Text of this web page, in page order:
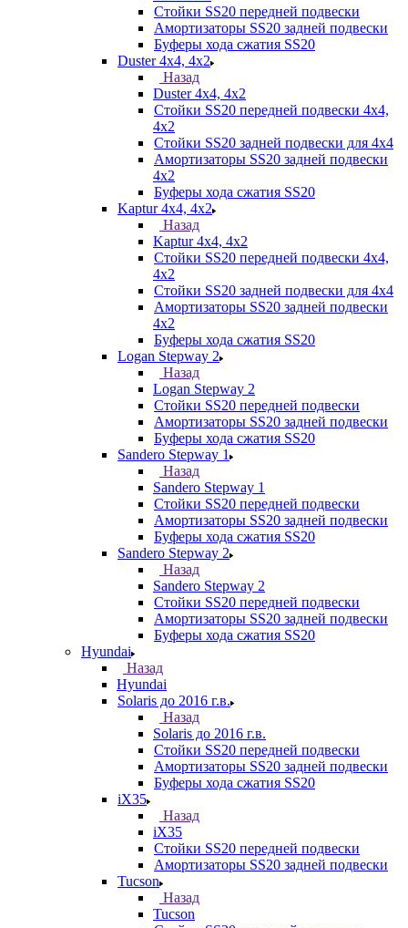
Стойки SS20 передней подвески
Амортизаторы SS20 задней подвески
Буферы хода сжатия SS20
Duster 4х4, 4x2
Назад
Duster 4х4, 4x2
Стойки SS20 передней подвески 4х4,
4x2
Стойки SS20 задней подвески для 4х4
Амортизаторы SS20 задней подвески
4х2
Буферы хода сжатия SS20
Kaptur 4х4, 4х2
Назад
Kaptur 4х4, 4х2
Стойки SS20 передней подвески 4х4,
4x2
Стойки SS20 задней подвески для 4х4
Амортизаторы SS20 задней подвески
4х2
Буферы хода сжатия SS20
Logan Stepway 2
Назад
Logan Stepway 2
Стойки SS20 передней подвески
Амортизаторы SS20 задней подвески
Буферы хода сжатия SS20
Sandero Stepway 1
Назад
Sandero Stepway 1
Стойки SS20 передней подвески
Амортизаторы SS20 задней подвески
Буферы хода сжатия SS20
Sandero Stepway 2
Назад
Sandero Stepway 2
Стойки SS20 передней подвески
Амортизаторы SS20 задней подвески
Буферы хода сжатия SS20
Hyundai
Назад
Hyundai
Solaris до 2016 г.в.
Назад
Solaris до 2016 г.в.
Стойки SS20 передней подвески
Амортизаторы SS20 задней подвески
Буферы хода сжатия SS20
iX35
Назад
iX35
Стойки SS20 передней подвески
Амортизаторы SS20 задней подвески
Tucson
Назад
Tucson